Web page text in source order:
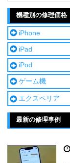
機種別の修理価格
iPhone
iPad
iPod
ゲーム機
エクスペリア
最新の修理事例